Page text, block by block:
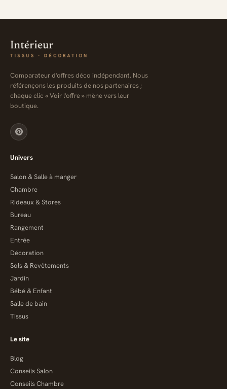
Comparateur d'offres déco indépendant. Nous
référençons les produits de nos partenaires ;
chaque clic « Voir l'offre » mène vers leur
boutique.
Univers
Salon & Salle à manger
Chambre
Rideaux & Stores
Bureau
Rangement
Entrée
Décoration
Sols & Revêtements
Jardin
Bébé & Enfant
Salle de bain
Tissus
Le site
Blog
Conseils Salon
Conseils Chambre